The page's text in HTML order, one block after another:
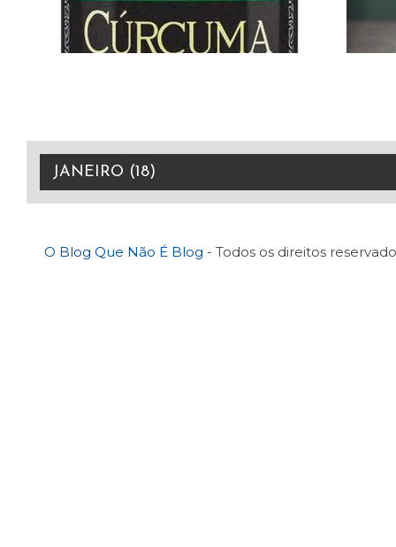
O Blog Que Não É Blog - Todos os direitos